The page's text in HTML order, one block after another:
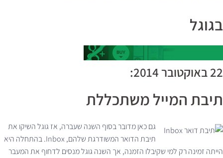
בגוגל
22 באוקטובר 2014:
תיבת המייל משתכללת
גם כאן מדובר בסוף השנה שעברה, אז גוגל השיקו את
תיבת הדואר המשודרגת שלהם, Inbox. בהתחלה היא
הייתה זמינה רק למי שקיבלו הזמנה, אך השנה גוגל מנסים לדחוף את המעבר